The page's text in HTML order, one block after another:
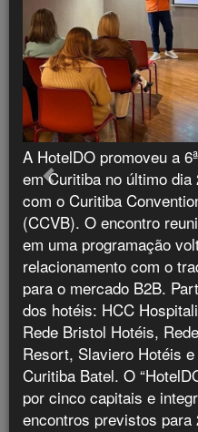
Visual Turismo
anuncia nova
Últimos Flashes
A HotelDO promoveu a
em Curitiba no último
com o Curitiba
(CCVB). O encontro
em uma programação
relacionamento com o
para o mercado B2B.
dos hotéis: HCC
Rede Bristol Hotéis,
Resort, Slaviero Hotéis
Curitiba Batel. O
por cinco capitais e
encontros previstos para